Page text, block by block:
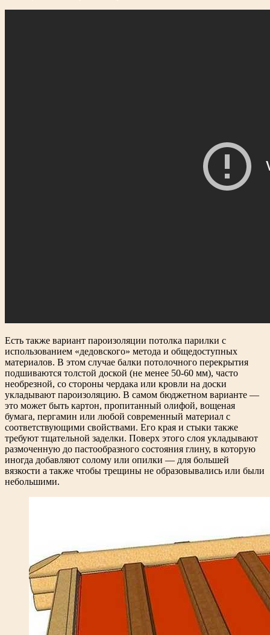
Есть также вариант пароизоляции потолка парилки с
использованием «дедовского» метода и общедоступных
материалов. В этом случае балки потолочного перекрытия
подшиваются толстой доской (не менее 50-60 мм), часто
необрезной, со стороны чердака или кровли на доски
укладывают пароизоляцию. В самом бюджетном варианте —
это может быть картон, пропитанный олифой, вощеная
бумага, пергамин или любой современный материал с
соответствующими свойствами. Его края и стыки также
требуют тщательной заделки. Поверх этого слоя укладывают
размоченную до пастообразного состояния глину, в которую
иногда добавляют солому или опилки — для большей
вязкости а также чтобы трещины не образовывались или были
небольшими.